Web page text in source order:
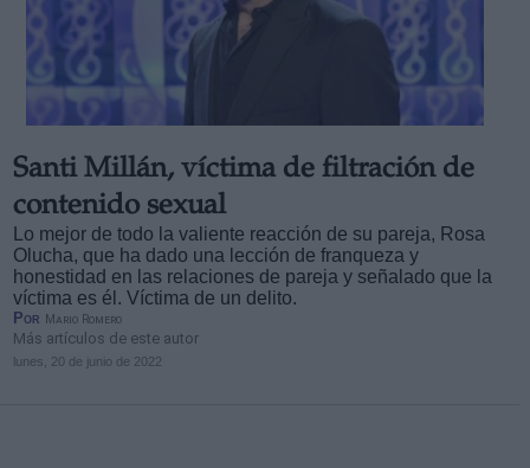
Santi Millán, víctima de filtración de
contenido sexual
Lo mejor de todo la valiente reacción de su pareja, Rosa
Olucha, que ha dado una lección de franqueza y
honestidad en las relaciones de pareja y señalado que la
víctima es él. Víctima de un delito.
Por Mario Romero
Más artículos de este autor
lunes, 20 de junio de 2022